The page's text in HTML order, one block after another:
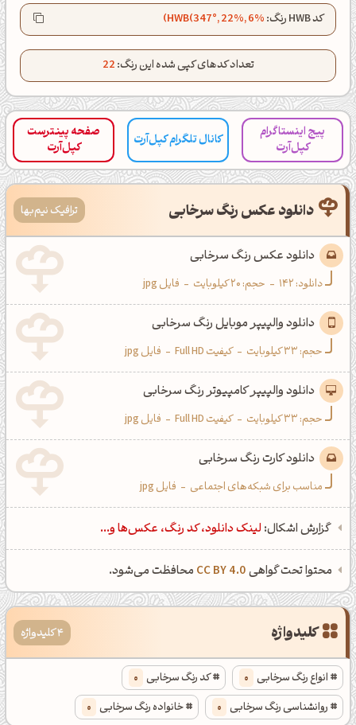
کد HWB رنگ: HWB(347°, 22%, 6%)
تعداد کدهای کپی شده این رنگ:22
پیج اینستاگرام
کپل‌آرت
کانال تلگرام کپل‌آرت
صفحه پینترست
کپل‌آرت
دانلود عکس رنگ سرخابی ترافیک نیم‌بها
دانلود عکس رنگ سرخابی
دانلود:142
- حجم: 20 کیلوبایت - فایل jpg
دانلود والپیپر موبایل رنگ سرخابی
حجم: 33 کیلوبایت - کیفیت Full HD - فایل jpg
دانلود والپیپر کامپیوتر رنگ سرخابی
حجم: 33 کیلوبایت - کیفیت Full HD - فایل jpg
دانلود کارت رنگ سرخابی
مناسب برای شبکه‌های اجتماعی - فایل jpg
گزارش اشکال: لینک دانلود، کد رنگ، عکس‌ها و...
محتوا تحت گواهیCC BY 4.0 محافظت می‌شود.
کلیدواژه 4 کلیدواژه
انواع رنگ سرخابی 0 کد رنگ سرخابی 0
روانشناسی رنگ سرخابی 0 خانواده رنگ سرخابی 0
کانال تلگرام
کانال ایــتا
کانال بلـــه
اَپ اندروید اَپ ویندوز